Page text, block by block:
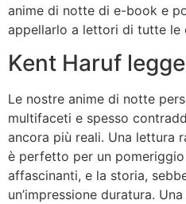
anime di notte di e-book e
appellarlo a lettori di tutte le
Kent Haruf
Le nostre anime di notte
multifaceti e spesso
ancora più reali. Una lettura
è perfetto per un
affascinanti, e la storia,
un’impressione duratura.